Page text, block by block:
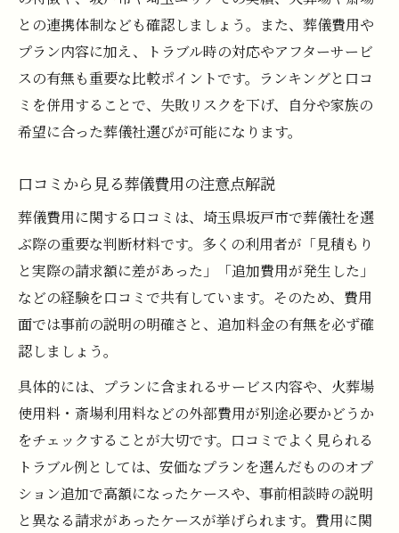
との連携体制なども確認しましょう。また、葬儀費用や
プラン内容に加え、トラブル時の対応やアフターサービ
スの有無も重要な比較ポイントです。ランキングと口コ
ミを併用することで、失敗リスクを下げ、自分や家族の
希望に合った葬儀社選びが可能になります。
口コミから見る葬儀費用の注意点解説
葬儀費用に関する口コミは、埼玉県坂戸市で葬儀社を選
ぶ際の重要な判断材料です。多くの利用者が「見積もり
と実際の請求額に差があった」「追加費用が発生した」
などの経験を口コミで共有しています。そのため、費用
面では事前の説明の明確さと、追加料金の有無を必ず確
認しましょう。
具体的には、プランに含まれるサービス内容や、火葬場
使用料・斎場利用料などの外部費用が別途必要かどうか
をチェックすることが大切です。口コミでよく見られる
トラブル例としては、安価なプランを選んだもののオプ
ション追加で高額になったケースや、事前相談時の説明
と異なる請求があったケースが挙げられます。費用に関